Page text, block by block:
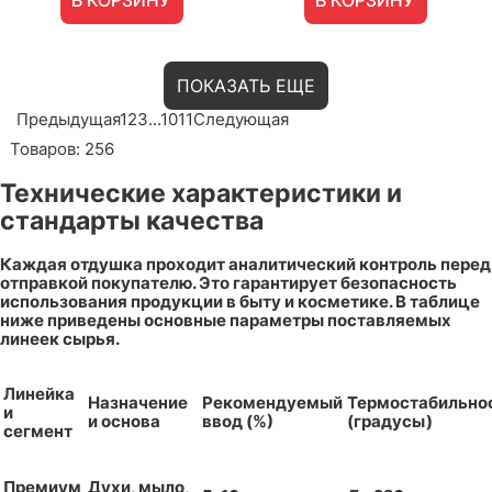
ПОКАЗАТЬ ЕЩЕ
Предыдущая123...1011Следующая
Товаров: 256
Технические характеристики и
стандарты качества
Каждая отдушка проходит аналитический контроль перед
отправкой покупателю. Это гарантирует безопасность
использования продукции в быту и косметике. В таблице
ниже приведены основные параметры поставляемых
линеек сырья.
Линейка
и
сегмент
Назначение
и основа
Рекомендуемый
ввод (%)
(градусы)
Премиум Духи, мыло,